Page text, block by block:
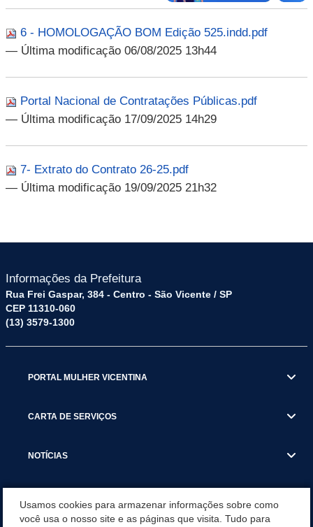
6 - HOMOLOGAÇÃO BOM Edição 525.indd.pdf
— Última modificação 06/08/2025 13h44
Portal Nacional de Contratações Públicas.pdf
— Última modificação 17/09/2025 14h29
7- Extrato do Contrato 26-25.pdf
— Última modificação 19/09/2025 21h32
Informações da Prefeitura
Rua Frei Gaspar, 384 - Centro - São Vicente / SP
CEP 11310-060
(13) 3579-1300
PORTAL MULHER VICENTINA
CARTA DE SERVIÇOS
NOTÍCIAS
Usamos cookies para armazenar informações sobre como
você usa o nosso site e as páginas que visita. Tudo para